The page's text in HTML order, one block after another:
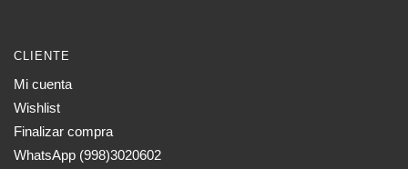
CLIENTE
Mi cuenta
Wishlist
Finalizar compra
WhatsApp (998)3020602